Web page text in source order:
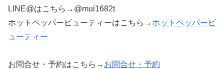
LINE@はこちら→@mui1682t
ホットペッパービューティーはこちら→ ホットペッパービ
ューティー
お問合せ・予約はこちら→ お問合せ・予約